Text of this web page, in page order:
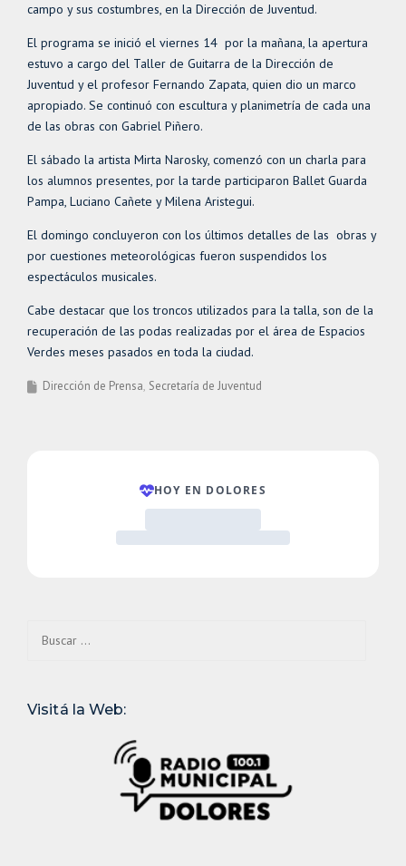
campo y sus costumbres, en la Dirección de Juventud.
El programa se inició el viernes 14 por la mañana, la apertura
estuvo a cargo del Taller de Guitarra de la Dirección de
Juventud y el profesor Fernando Zapata, quien dio un marco
apropiado. Se continuó con escultura y planimetría de cada una
de las obras con Gabriel Piñero.
El sábado la artista Mirta Narosky, comenzó con un charla para
los alumnos presentes, por la tarde participaron Ballet Guarda
Pampa, Luciano Cañete y Milena Aristegui.
El domingo concluyeron con los últimos detalles de las obras y
por cuestiones meteorológicas fueron suspendidos los
espectáculos musicales.
Cabe destacar que los troncos utilizados para la talla, son de la
recuperación de las podas realizadas por el área de Espacios
Verdes meses pasados en toda la ciudad.
Dirección de Prensa Secretaría de Juventud
Visitá la Web: